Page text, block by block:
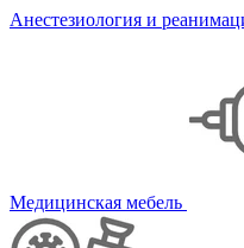
Анестезиология и
Медицинская мебель